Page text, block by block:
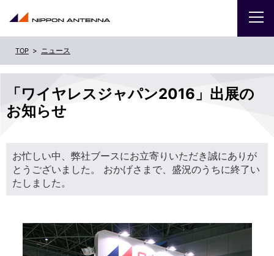
「ワイヤレスジャパン2016」出展の
お知らせ
お忙しい中、弊社ブースにお立寄りいただき誠にありが
とうございました。 おかげさまで、盛況のうちに終了い
たしました。
ニュース
IR
商品・サービス
サイトマップ ENGLISH